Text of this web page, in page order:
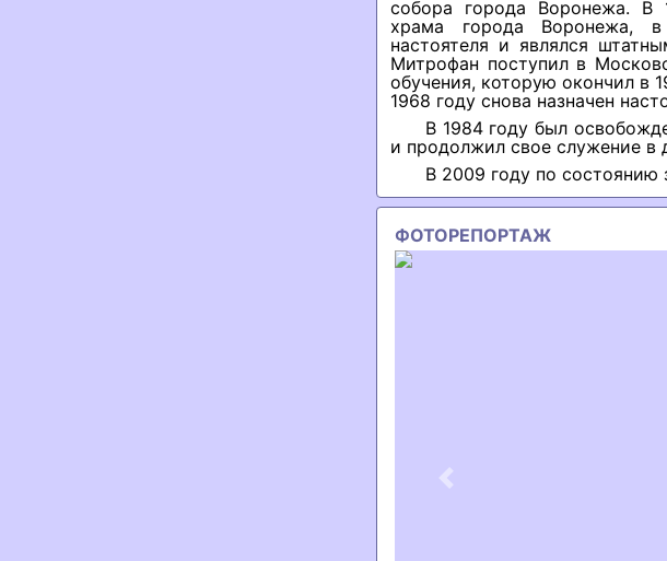
собора города Воронежа. В
храма города Воронежа,
настоятеля и являлся
Митрофан поступил в
обучения, которую окончил в
1968 году снова назначен
В 1984 году был
и продолжил свое служение в
В 2009 году по состоянию
ФОТОРЕПОРТАЖ
Previous